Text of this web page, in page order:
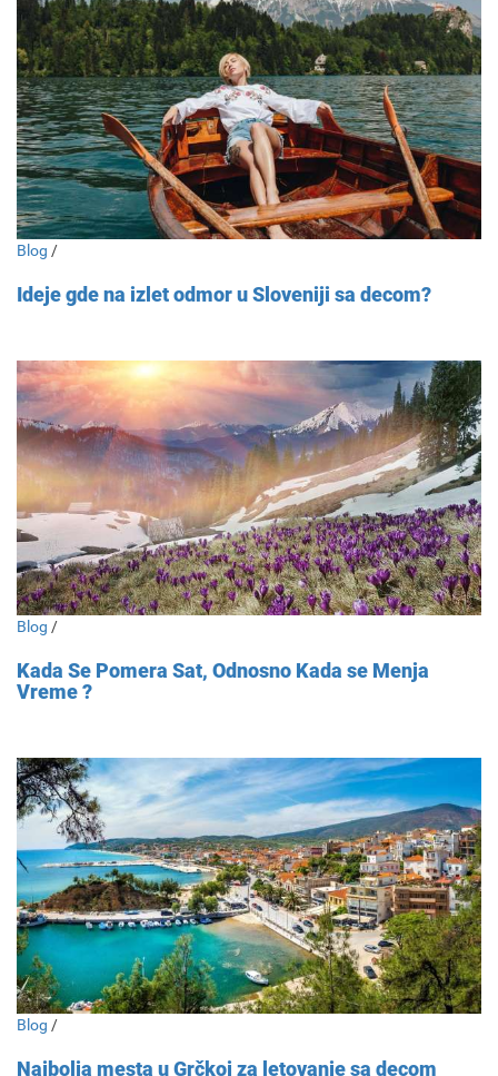
Blog /
Ideje gde na izlet odmor u Sloveniji sa decom?
Blog /
Kada Se Pomera Sat, Odnosno Kada se Menja
Vreme ?
Blog /
Najbolja mesta u Grčkoj za letovanje sa decom